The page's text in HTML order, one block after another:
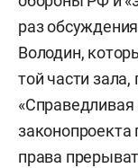
раз
Володин,
той части
права